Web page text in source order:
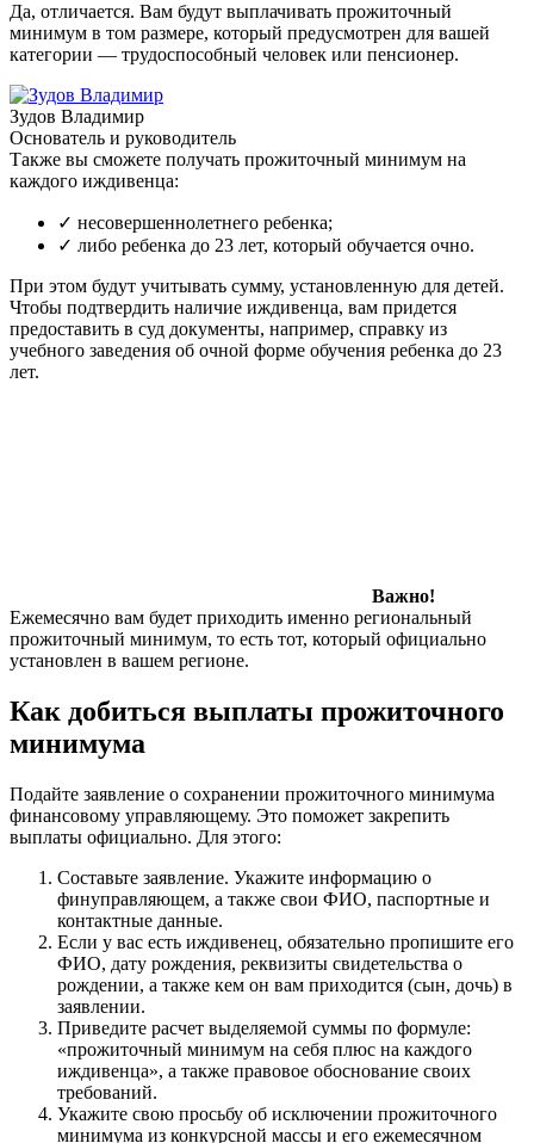
Да, отличается. Вам будут выплачивать прожиточный
минимум в том размере, который предусмотрен для вашей
категории — трудоспособный человек или пенсионер.
Зудов Владимир
Основатель и руководитель
Также вы сможете получать прожиточный минимум на
каждого иждивенца:
✓ несовершеннолетнего ребенка;
✓ либо ребенка до 23 лет, который обучается очно.
При этом будут учитывать сумму, установленную для детей.
Чтобы подтвердить наличие иждивенца, вам придется
предоставить в суд документы, например, справку из
учебного заведения об очной форме обучения ребенка до 23
лет.
Важно!
Ежемесячно вам будет приходить именно региональный
прожиточный минимум, то есть тот, который официально
установлен в вашем регионе.
Как добиться выплаты прожиточного
минимума
Подайте заявление о сохранении прожиточного минимума
финансовому управляющему. Это поможет закрепить
выплаты официально. Для этого:
Составьте заявление. Укажите информацию о
финуправляющем, а также свои ФИО, паспортные и
контактные данные.
Если у вас есть иждивенец, обязательно пропишите его
ФИО, дату рождения, реквизиты свидетельства о
рождении, а также кем он вам приходится (сын, дочь) в
заявлении.
Приведите расчет выделяемой суммы по формуле:
«прожиточный минимум на себя плюс на каждого
иждивенца», а также правовое обоснование своих
требований.
Укажите свою просьбу об исключении прожиточного
минимума из конкурсной массы и его ежемесячном